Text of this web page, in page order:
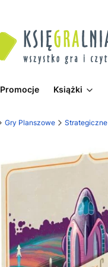
Promocje Książki
Gry Planszowe Strategiczne